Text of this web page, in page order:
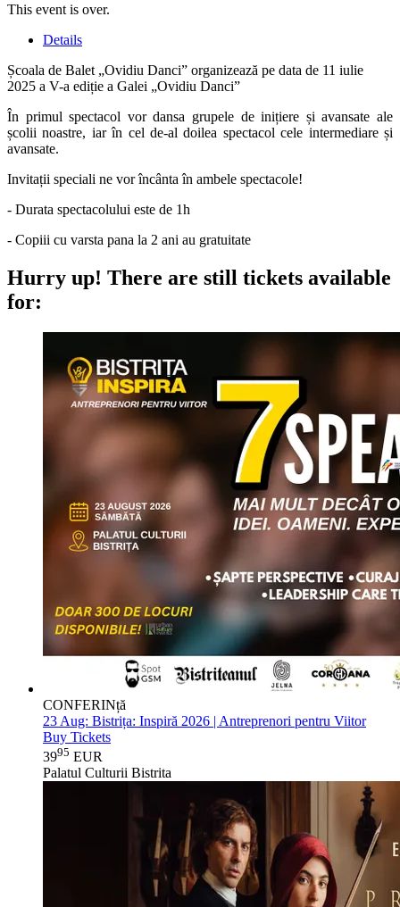
This event is over.
Details
Școala de Balet „Ovidiu Danci” organizează pe data de 11 iulie
2025 a V-a ediție a Galei „Ovidiu Danci”
În primul spectacol vor dansa grupele de inițiere și avansate ale
școlii noastre, iar în cel de-al doilea spectacol cele intermediare și
avansate.
Invitații speciali ne vor încânta în ambele spectacole!
- Durata spectacolului este de 1h
- Copiii cu varsta pana la 2 ani au gratuitate
Hurry up! There are still tickets available
for:
CONFERINță
23 Aug: Bistrița: Inspiră 2026 | Antreprenori pentru Viitor
Buy Tickets
3995 EUR
Palatul Culturii Bistrita